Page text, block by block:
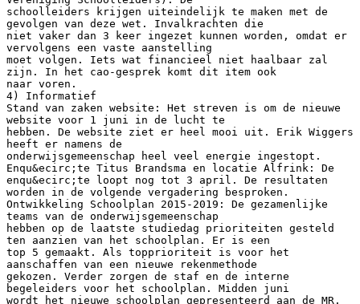
schoolleiders krijgen uiteindelijk te maken met de
gevolgen van deze wet. Invalkrachten die
niet vaker dan 3 keer ingezet kunnen worden, omdat er
vervolgens een vaste aanstelling
moet volgen. Iets wat financieel niet haalbaar zal
zijn. In het cao-gesprek komt dit item ook
naar voren.
4) Informatief
Stand van zaken website: Het streven is om de nieuwe
website voor 1 juni in de lucht te
hebben. De website ziet er heel mooi uit. Erik Wiggers
heeft er namens de
onderwijsgemeenschap heel veel energie ingestopt.
Enqu&ecirc;te Titus Brandsma en locatie Alfrink: De
enqu&ecirc;te loopt nog tot 3 april. De resultaten
worden in de volgende vergadering besproken.
Ontwikkeling Schoolplan 2015-2019: De gezamenlijke
teams van de onderwijsgemeenschap
hebben op de laatste studiedag prioriteiten gesteld
ten aanzien van het schoolplan. Er is een
top 5 gemaakt. Als topprioriteit is voor het
aanschaffen van een nieuwe rekenmethode
gekozen. Verder zorgen de staf en de interne
begeleiders voor het schoolplan. Midden juni
wordt het nieuwe schoolplan gepresenteerd aan de MR.